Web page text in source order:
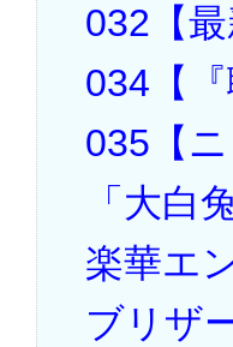
032【
034【
035【
「大白
楽華エ
ブリザ